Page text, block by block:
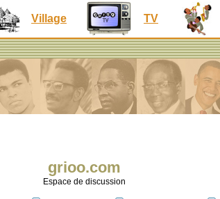
Village TV
grioo.com
Espace de discussion